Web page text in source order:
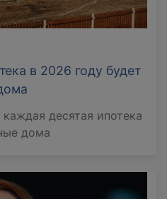
в 2026 году будет
десятая ипотека
дома